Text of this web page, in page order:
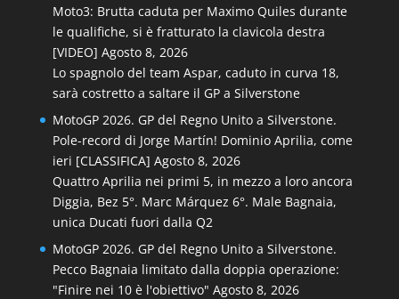
Moto3: Brutta caduta per Maximo Quiles durante
le qualifiche, si è fratturato la clavicola destra
[VIDEO] Agosto 8, 2026
Lo spagnolo del team Aspar, caduto in curva 18,
sarà costretto a saltare il GP a Silverstone
MotoGP 2026. GP del Regno Unito a Silverstone.
Pole-record di Jorge Martín! Dominio Aprilia, come
ieri [CLASSIFICA] Agosto 8, 2026
Quattro Aprilia nei primi 5, in mezzo a loro ancora
Diggia, Bez 5°. Marc Márquez 6°. Male Bagnaia,
unica Ducati fuori dalla Q2
MotoGP 2026. GP del Regno Unito a Silverstone.
Pecco Bagnaia limitato dalla doppia operazione:
"Finire nei 10 è l'obiettivo" Agosto 8, 2026